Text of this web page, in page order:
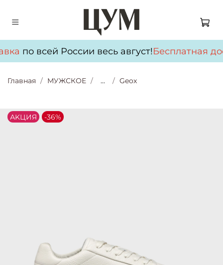
по всей России весь август!Бесплатная
Главная МУЖСКОЕ ... Geox
АKЦИЯ -36%